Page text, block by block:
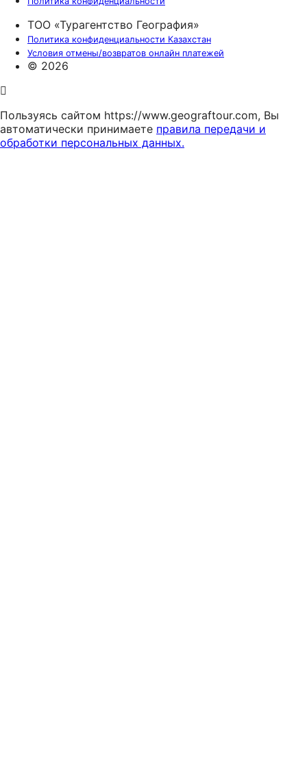
ТОО «Турагентство География»
Политика конфиденциальности Казахстан
Условия отмены/возвратов онлайн платежей
© 2026
Пользуясь сайтом https://www.geograftour.com, Вы
автоматически принимаете правила передачи и
обработки персональных данных.